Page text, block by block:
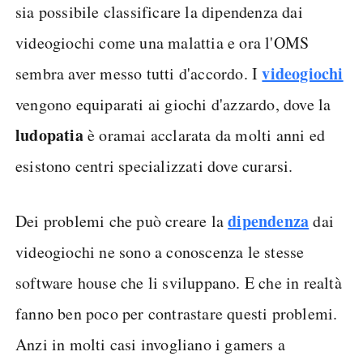
sia possibile classificare la dipendenza dai
videogiochi come una malattia e ora l'OMS
sembra aver messo tutti d'accordo. Ivideogiochi
vengono equiparati ai giochi d'azzardo, dove la
ludopatiaè oramai acclarata da molti anni ed
esistono centri specializzati dove curarsi.
Dei problemi che può creare ladipendenzadai
videogiochi ne sono a conoscenza le stesse
software house che li sviluppano. E che in realtà
fanno ben poco per contrastare questi problemi.
Anzi in molti casi invogliano i gamers a